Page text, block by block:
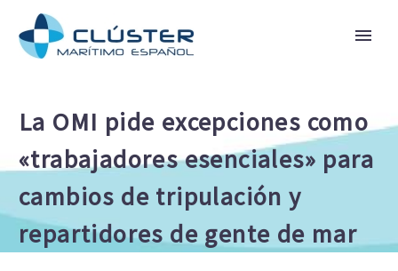
La OMI pide excepciones como
«trabajadores esenciales» para
cambios de tripulación y
repartidores de gente de mar